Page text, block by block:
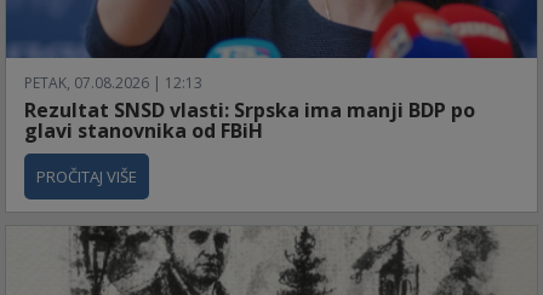
PETAK, 07.08.2026 | 12:13
Rezultat SNSD vlasti: Srpska ima manji BDP po
glavi stanovnika od FBiH
PROČITAJ VIŠE